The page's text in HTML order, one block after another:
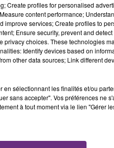
fonctions officielles
Create profiles for personalised
content performance;
improve services; Create profiles to
Ensure security, prevent and
choices. These technologies
Identify devices based on
other data sources; Link different
sélectionnant les finalités et/ou
sans accepter". Vos préférences ne
à tout moment via le lien "Gérer